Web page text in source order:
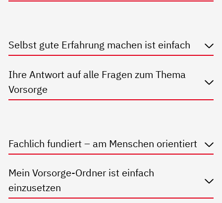
Selbst gute Erfahrung machen ist einfach
Ihre Antwort auf alle Fragen zum Thema
Vorsorge
Fachlich fundiert – am Menschen orientiert
Mein Vorsorge-Ordner ist einfach
einzusetzen